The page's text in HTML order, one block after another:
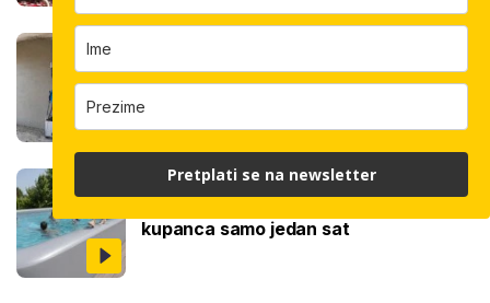
odradi i do 400 kvadrata, a prate ga
Stigla nova generacija kućnih bazena!
Po rubu možete hodati, a od kutije do
kupanca samo jedan sat
Pretplati se na newsletter